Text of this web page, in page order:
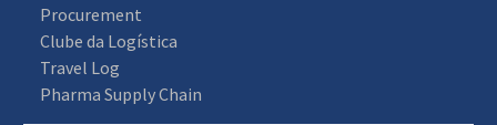
Procurement
Clube da Logística
Travel Log
Pharma Supply Chain